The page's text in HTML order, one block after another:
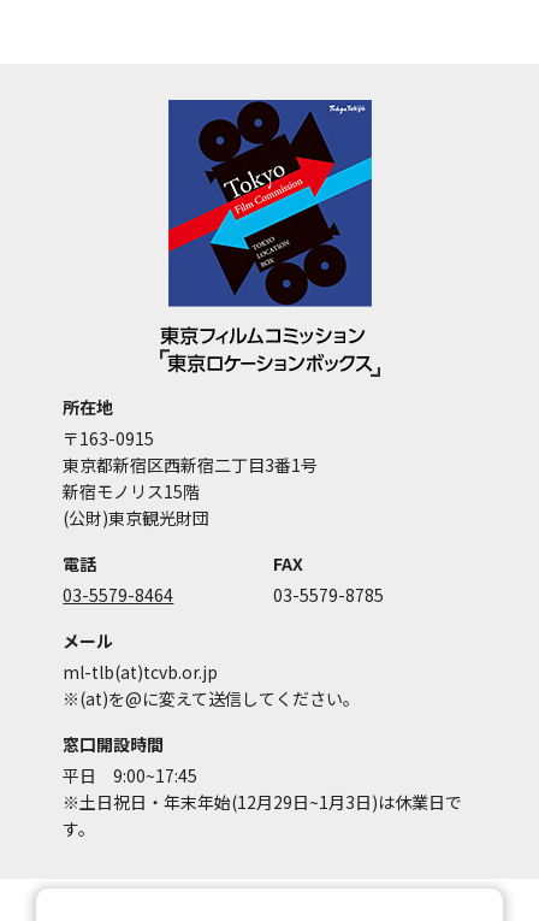
所在地
〒163-0915
東京都新宿区西新宿二丁目3番1号
新宿モノリス15階
(公財)東京観光財団
電話
03-5579-8464
FAX
03-5579-8785
メール
ml-tlb(at)tcvb.or.jp
※(at)を@に変えて送信してください。
窓口開設時間
平日 9:00~17:45
※土日祝日・年末年始(12月29日~1月3日)は休業日で
す。